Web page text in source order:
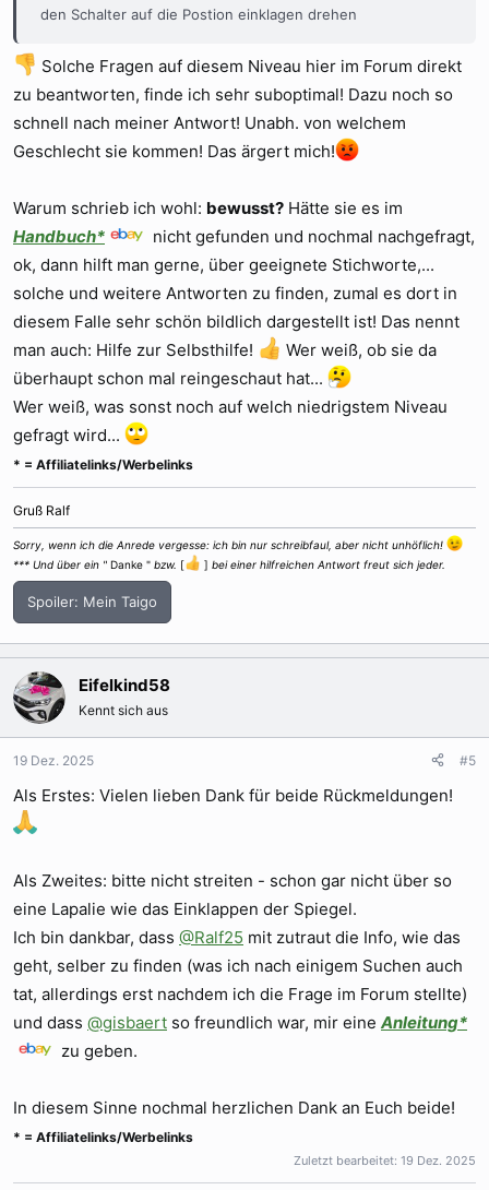
den Schalter auf die Postion einklagen drehen
Solche Fragen auf diesem Niveau hier im Forum direkt
zu beantworten, finde ich sehr suboptimal! Dazu noch so
schnell nach meiner Antwort! Unabh. von welchem
Geschlecht sie kommen! Das ärgert mich!
Warum schrieb ich wohl: bewusst? Hätte sie es im
Handbuch*
nicht gefunden und nochmal nachgefragt,
ok, dann hilft man gerne, über geeignete Stichworte,...
solche und weitere Antworten zu finden, zumal es dort in
diesem Falle sehr schön bildlich dargestellt ist! Das nennt
man auch: Hilfe zur Selbsthilfe!
Wer weiß, ob sie da
überhaupt schon mal reingeschaut hat...
Wer weiß, was sonst noch auf welch niedrigstem Niveau
gefragt wird...
* = Affiliatelinks/Werbelinks
Gruß Ralf
Sorry, wenn ich die Anrede vergesse: ich bin nur schreibfaul, aber nicht unhöflich!
*** Und über ein " Danke " bzw. [ ] bei einer hilfreichen Antwort freut sich jeder.
Spoiler: Mein Taigo
Eifelkind58
Kennt sich aus
19 Dez. 2025 #5
Als Erstes: Vielen lieben Dank für beide Rückmeldungen!
Als Zweites: bitte nicht streiten - schon gar nicht über so
eine Lapalie wie das Einklappen der Spiegel.
Ich bin dankbar, dass @Ralf25 mit zutraut die Info, wie das
geht, selber zu finden (was ich nach einigem Suchen auch
tat, allerdings erst nachdem ich die Frage im Forum stellte)
und dass @gisbaert so freundlich war, mir eine Anleitung*
zu geben.
In diesem Sinne nochmal herzlichen Dank an Euch beide!
* = Affiliatelinks/Werbelinks
Zuletzt bearbeitet: 19 Dez. 2025